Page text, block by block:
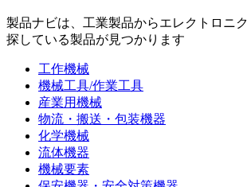
製品ナビは、工業製品からエレクトロニ
探している製品が見つかります
工作機械
機械工具/作業工具
産業用機械
物流・搬送・包装機器
化学機械
流体機器
機械要素